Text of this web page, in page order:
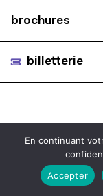
brochures
billetterie
En continuant
Accepter